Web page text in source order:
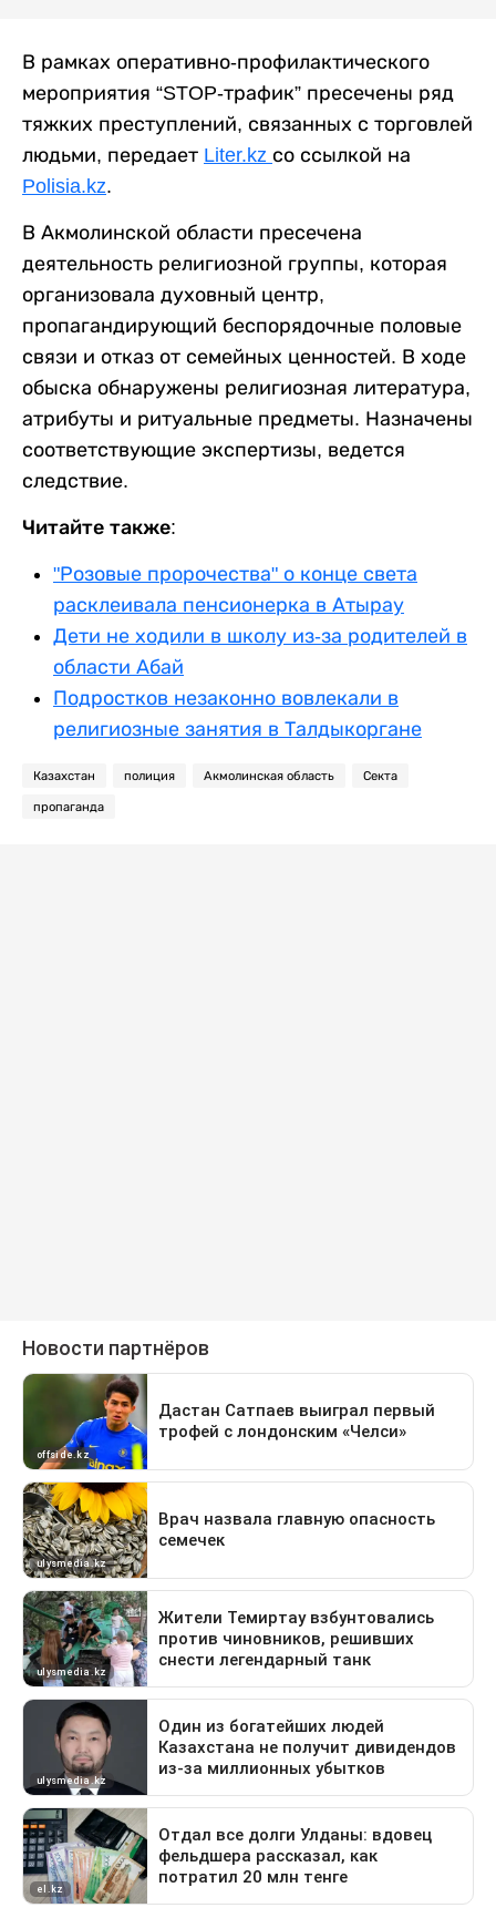
В рамках оперативно-профилактического
мероприятия “STOP-трафик” пресечены ряд
тяжких преступлений, связанных с торговлей
людьми, передает Liter.kz со ссылкой на
Polisia.kz.
В Акмолинской области пресечена
деятельность религиозной группы, которая
организовала духовный центр,
пропагандирующий беспорядочные половые
связи и отказ от семейных ценностей. В ходе
обыска обнаружены религиозная литература,
атрибуты и ритуальные предметы. Назначены
соответствующие экспертизы, ведется
следствие.
Читайте также:
"Розовые пророчества" о конце света
расклеивала пенсионерка в Атырау
Дети не ходили в школу из-за родителей в
области Абай
Подростков незаконно вовлекали в
религиозные занятия в Талдыкоргане
Казахстан полиция Акмолинская область Секта
пропаганда